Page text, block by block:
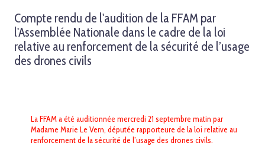
Compte rendu de l'audition de la FFAM par
l'Assemblée Nationale dans le cadre de la loi
relative au renforcement de la sécurité de l’usage
des drones civils
La FFAM a été auditionnée mercredi 21 septembre matin par
Madame Marie Le Vern, députée rapporteure de la loi relative au
renforcement de la sécurité de l’usage des drones civils.